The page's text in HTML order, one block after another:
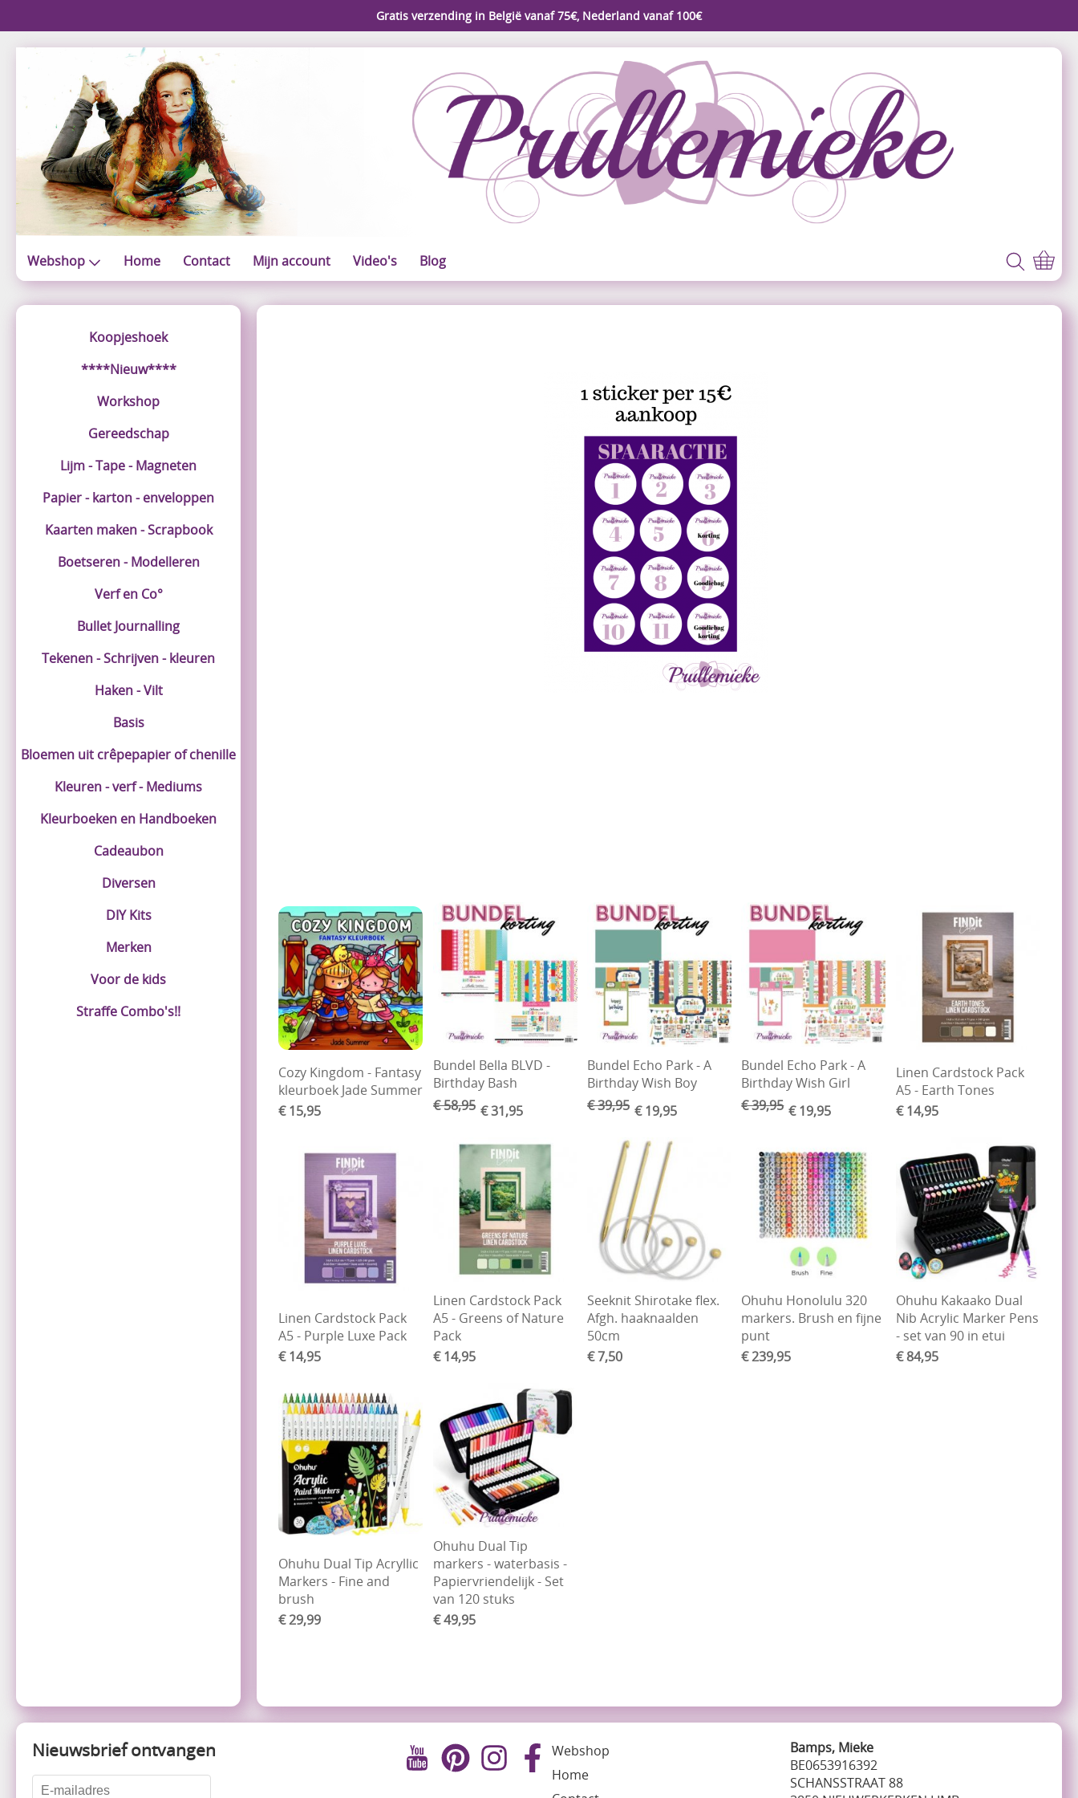
Gratis verzending in België vanaf 75€, Nederland vanaf 100€
Webshop Home Contact Mijn account Video's Blog
Koopjeshoek
****Nieuw****
Workshop
Gereedschap
Lijm - Tape - Magneten
Papier - karton - enveloppen
Kaarten maken - Scrapbook
Boetseren - Modelleren
Verf en Co°
Bullet Journalling
Tekenen - Schrijven - kleuren
Haken - Vilt
Basis
Bloemen uit crêpepapier of chenille
Kleuren - verf - Mediums
Kleurboeken en Handboeken
Cadeaubon
Diversen
DIY Kits
Merken
Voor de kids
Straffe Combo's!!
Cozy Kingdom - Fantasy
kleurboek Jade Summer
€ 15,95
Bundel Bella BLVD -
Birthday Bash
€ 58,95 € 31,95
Bundel Echo Park - A
Birthday Wish Boy
€ 39,95 € 19,95
Bundel Echo Park - A
Birthday Wish Girl
€ 39,95 € 19,95
Linen Cardstock Pack
A5 - Earth Tones
€ 14,95
Linen Cardstock Pack
A5 - Purple Luxe Pack
€ 14,95
Linen Cardstock Pack
A5 - Greens of Nature
Pack
€ 14,95
Seeknit Shirotake flex.
Afgh. haaknaalden
50cm
€ 7,50
Ohuhu Honolulu 320
markers. Brush en fijne
punt
€ 239,95
Ohuhu Kakaako Dual
Nib Acrylic Marker Pens
- set van 90 in etui
€ 84,95
Ohuhu Dual Tip Acryllic
Markers - Fine and
brush
€ 29,99
Ohuhu Dual Tip
markers - waterbasis -
Papiervriendelijk - Set
van 120 stuks
€ 49,95
Webshop
Home
Bamps, Mieke
BE0653916392
SCHANSSTRAAT 88
Nieuwsbrief ontvangen